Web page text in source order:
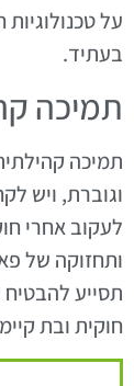
על
בעתיד.
תמיכה
תמיכה
וגוברת, ויש
לעקוב אחרי
ותחזוקה של
תסייע
חוקית ובת